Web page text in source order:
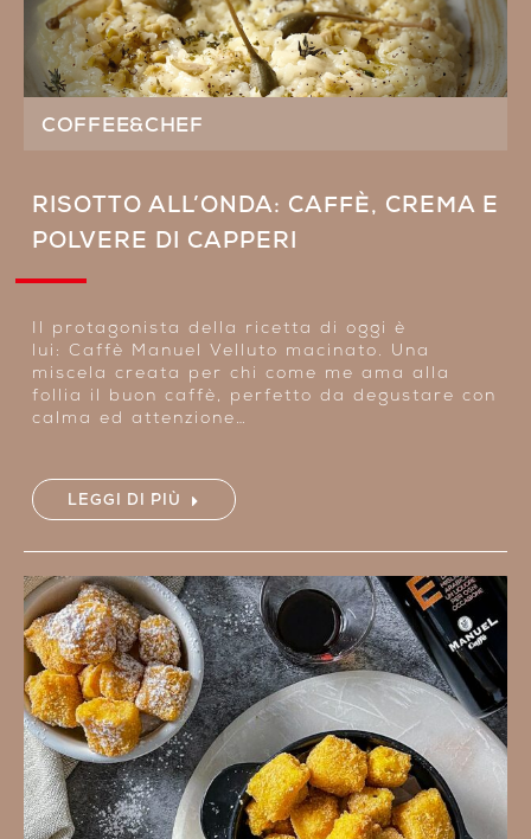
COFFEE&CHEF
RISOTTO ALL’ONDA: CAFFÈ, CREMA E
POLVERE DI CAPPERI
Il protagonista della ricetta di oggi è
lui: Caffè Manuel Velluto macinato. Una
miscela creata per chi come me ama alla
follia il buon caffè, perfetto da degustare con
calma ed attenzione…
LEGGI DI PIÙ